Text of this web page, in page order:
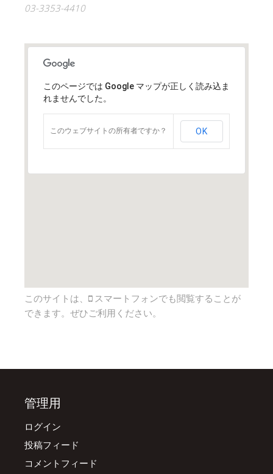
03-3353-4410
このページでは Google マップが正しく読み込ま
れませんでした。
このウェブサイトの所有者ですか？ OK
このサイトは、
スマートフォンでも閲覧することが
できます。ぜひご利用ください。
管理用
ログイン
投稿フィード
コメントフィード